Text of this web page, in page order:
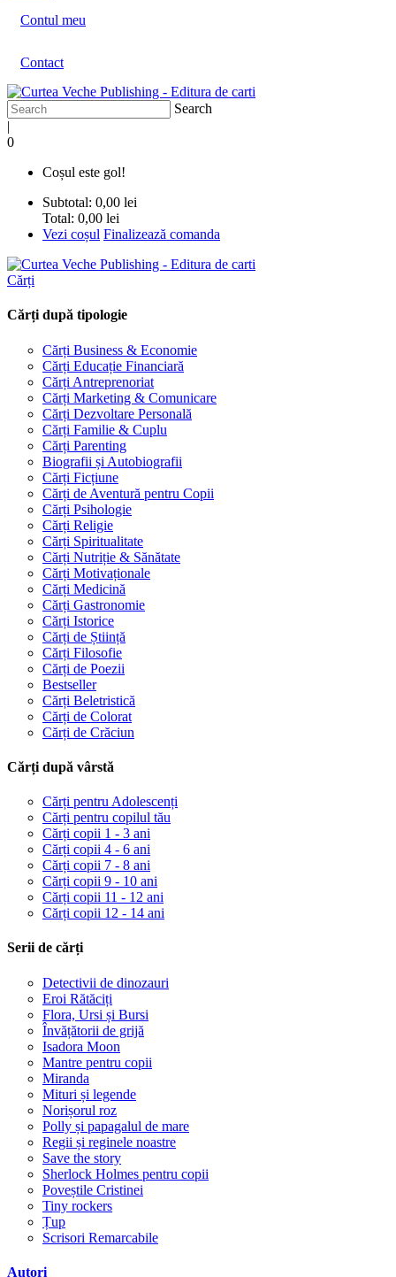
Contul meu
Contact
Search
|
0
Coșul este gol!
Subtotal: 0,00 lei
Total: 0,00 lei
Vezi coșul Finalizează comanda
Cărți
Cărți după tipologie
Cărți Business & Economie
Cărți Educație Financiară
Cărți Antreprenoriat
Cărți Marketing & Comunicare
Cărți Dezvoltare Personală
Cărți Familie & Cuplu
Cărți Parenting
Biografii și Autobiografii
Cărți Ficțiune
Cărți de Aventură pentru Copii
Cărți Psihologie
Cărți Religie
Cărți Spiritualitate
Cărți Nutriție & Sănătate
Cărți Motivaționale
Cărți Medicină
Cărți Gastronomie
Cărți Istorice
Cărți de Știință
Cărți Filosofie
Cărți de Poezii
Bestseller
Cărți Beletristică
Cărți de Colorat
Cărți de Crăciun
Cărți după vârstă
Cărți pentru Adolescenți
Cărți pentru copilul tău
Cărți copii 1 - 3 ani
Cărți copii 4 - 6 ani
Cărți copii 7 - 8 ani
Cărți copii 9 - 10 ani
Cărți copii 11 - 12 ani
Cărți copii 12 - 14 ani
Serii de cărți
Detectivii de dinozauri
Eroi Rătăciți
Flora, Ursi și Bursi
Învățătorii de grijă
Isadora Moon
Mantre pentru copii
Miranda
Mituri și legende
Norișorul roz
Polly și papagalul de mare
Regii și reginele noastre
Save the story
Sherlock Holmes pentru copii
Poveștile Cristinei
Tiny rockers
Țup
Scrisori Remarcabile
Autori